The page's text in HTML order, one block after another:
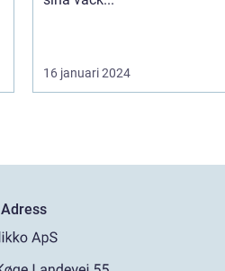
16 januari 2024
Adress